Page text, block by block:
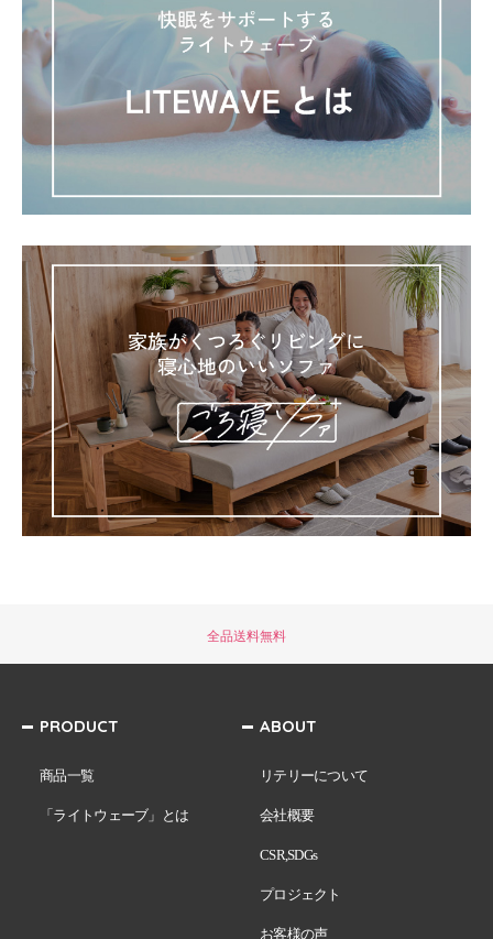
全品送料無料
PRODUCT
商品一覧
「ライトウェーブ」とは
ABOUT
リテリーについて
会社概要
CSR,SDGs
プロジェクト
お客様の声